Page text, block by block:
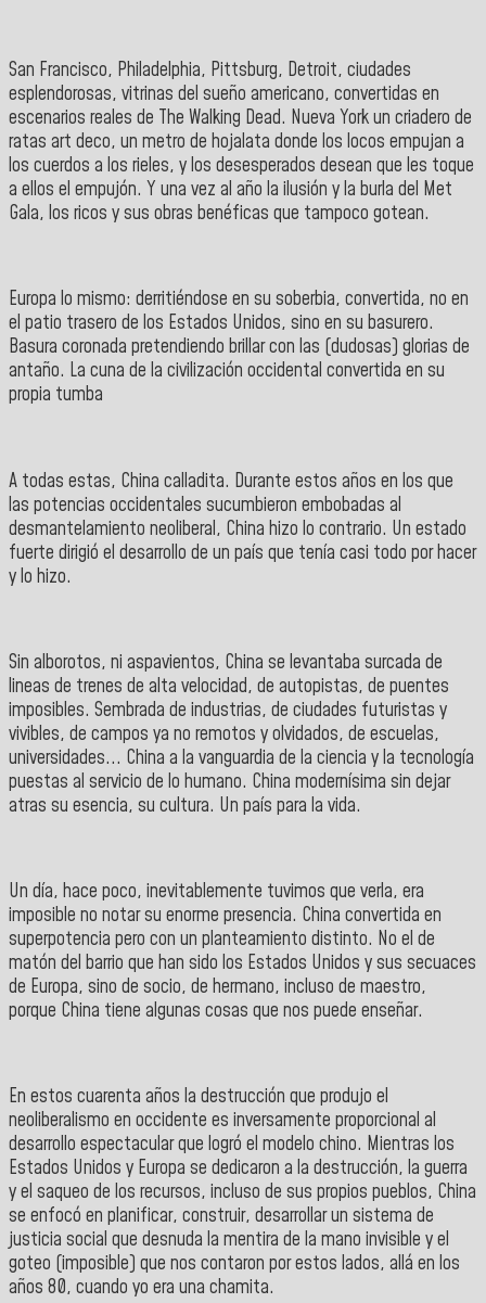
San Francisco, Philadelphia, Pittsburg, Detroit, ciudades
esplendorosas, vitrinas del sueño americano, convertidas en
escenarios reales de The Walking Dead. Nueva York un criadero de
ratas art deco, un metro de hojalata donde los locos empujan a
los cuerdos a los rieles, y los desesperados desean que les toque
a ellos el empujón. Y una vez al año la ilusión y la burla del Met
Gala, los ricos y sus obras benéficas que tampoco gotean.
Europa lo mismo: derritiéndose en su soberbia, convertida, no en
el patio trasero de los Estados Unidos, sino en su basurero.
Basura coronada pretendiendo brillar con las (dudosas) glorias de
antaño. La cuna de la civilización occidental convertida en su
propia tumba
A todas estas, China calladita. Durante estos años en los que
las potencias occidentales sucumbieron embobadas al
desmantelamiento neoliberal, China hizo lo contrario. Un estado
fuerte dirigió el desarrollo de un país que tenía casi todo por hacer
y lo hizo.
Sin alborotos, ni aspavientos, China se levantaba surcada de
lineas de trenes de alta velocidad, de autopistas, de puentes
imposibles. Sembrada de industrias, de ciudades futuristas y
vivibles, de campos ya no remotos y olvidados, de escuelas,
universidades... China a la vanguardia de la ciencia y la tecnología
puestas al servicio de lo humano. China modernísima sin dejar
atras su esencia, su cultura. Un país para la vida.
Un día, hace poco, inevitablemente tuvimos que verla, era
imposible no notar su enorme presencia. China convertida en
superpotencia pero con un planteamiento distinto. No el de
matón del barrio que han sido los Estados Unidos y sus secuaces
de Europa, sino de socio, de hermano, incluso de maestro,
porque China tiene algunas cosas que nos puede enseñar.
En estos cuarenta años la destrucción que produjo el
neoliberalismo en occidente es inversamente proporcional al
desarrollo espectacular que logró el modelo chino. Mientras los
Estados Unidos y Europa se dedicaron a la destrucción, la guerra
y el saqueo de los recursos, incluso de sus propios pueblos, China
se enfocó en planificar, construir, desarrollar un sistema de
justicia social que desnuda la mentira de la mano invisible y el
goteo (imposible) que nos contaron por estos lados, allá en los
años 80, cuando yo era una chamita.